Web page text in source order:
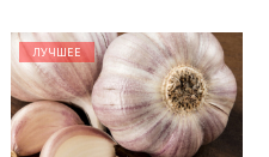
ЛУЧШЕЕ